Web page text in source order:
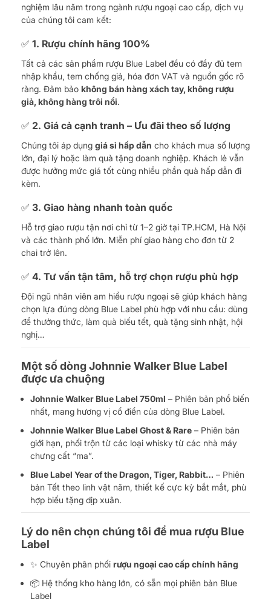
nghiệm lâu năm trong ngành rượu ngoại cao cấp, dịch vụ
của chúng tôi cam kết:
✅ 1. Rượu chính hãng 100%
Tất cả các sản phẩm rượu Blue Label đều có đầy đủ tem
nhập khẩu, tem chống giả, hóa đơn VAT và nguồn gốc rõ
ràng. Đảm bảo không bán hàng xách tay, không rượu
giả, không hàng trôi nổi.
✅ 2. Giá cả cạnh tranh – Ưu đãi theo số lượng
Chúng tôi áp dụng giá sỉ hấp dẫn cho khách mua số lượng
lớn, đại lý hoặc làm quà tặng doanh nghiệp. Khách lẻ vẫn
được hưởng mức giá tốt cùng nhiều phần quà hấp dẫn đi
kèm.
✅ 3. Giao hàng nhanh toàn quốc
Hỗ trợ giao rượu tận nơi chỉ từ 1–2 giờ tại TP.HCM, Hà Nội
và các thành phố lớn. Miễn phí giao hàng cho đơn từ 2
chai trở lên.
✅ 4. Tư vấn tận tâm, hỗ trợ chọn rượu phù hợp
Đội ngũ nhân viên am hiểu rượu ngoại sẽ giúp khách hàng
chọn lựa đúng dòng Blue Label phù hợp với nhu cầu: dùng
để thưởng thức, làm quà biếu tết, quà tặng sinh nhật, hội
nghị…
Một số dòng Johnnie Walker Blue Label
được ưa chuộng
Johnnie Walker Blue Label 750ml – Phiên bản phổ biến
nhất, mang hương vị cổ điển của dòng Blue Label.
Johnnie Walker Blue Label Ghost & Rare – Phiên bản
giới hạn, phối trộn từ các loại whisky từ các nhà máy
chưng cất “ma”.
Blue Label Year of the Dragon, Tiger, Rabbit… – Phiên
bản Tết theo linh vật năm, thiết kế cực kỳ bắt mắt, phù
hợp biếu tặng dịp xuân.
Lý do nên chọn chúng tôi để mua rượu Blue
Label
✨ Chuyên phân phối rượu ngoại cao cấp chính hãng
📦 Hệ thống kho hàng lớn, có sẵn mọi phiên bản Blue
Label